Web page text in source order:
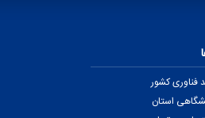
فناوری کشور
استان